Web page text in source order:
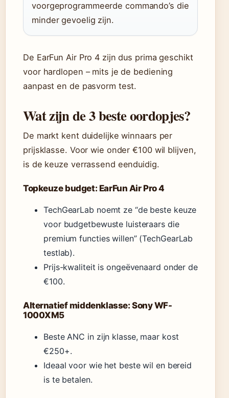
voorgeprogrammeerde commando’s die
minder gevoelig zijn.
De EarFun Air Pro 4 zijn dus prima geschikt
voor hardlopen – mits je de bediening
aanpast en de pasvorm test.
Wat zijn de 3 beste oordopjes?
De markt kent duidelijke winnaars per
prijsklasse. Voor wie onder €100 wil blijven,
is de keuze verrassend eenduidig.
Topkeuze budget: EarFun Air Pro 4
TechGearLab noemt ze “de beste keuze
voor budgetbewuste luisteraars die
premium functies willen” (TechGearLab
testlab).
Prijs-kwaliteit is ongeëvenaard onder de
€100.
Alternatief middenklasse: Sony WF-
1000XM5
Beste ANC in zijn klasse, maar kost
€250+.
Ideaal voor wie het beste wil en bereid
is te betalen.